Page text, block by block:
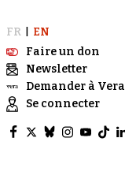
FR
EN
Faire un don
Newsletter
Demander à Vera
Se connecter